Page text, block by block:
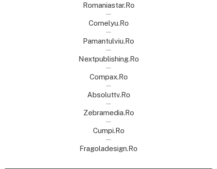
Romaniastar.ro
Cornelyu.ro
Pamantulviu.ro
Nextpublishing.ro
Compax.ro
Absoluttv.ro
Zebramedia.ro
Cumpi.ro
Fragoladesign.ro